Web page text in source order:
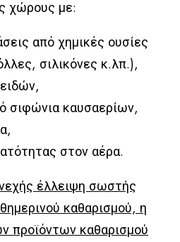
χώρους με:
από χημικές ουσίες
σιλικόνες κ.λπ.),
σιφώνια καυσαερίων,
στον αέρα.
έλλειψη σωστής
καθαρισμού, η
προϊόντων καθαρισμού